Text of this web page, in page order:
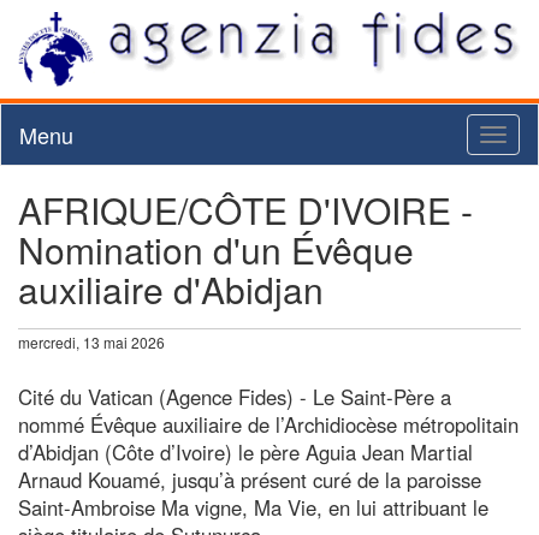
Menu
AFRIQUE/CÔTE D'IVOIRE -
Nomination d'un Évêque
auxiliaire d'Abidjan
mercredi, 13 mai 2026
Cité du Vatican (Agence Fides) - Le Saint-Père a
nommé Évêque auxiliaire de l’Archidiocèse métropolitain
d’Abidjan (Côte d’Ivoire) le père Aguia Jean Martial
Arnaud Kouamé, jusqu’à présent curé de la paroisse
Saint-Ambroise Ma vigne, Ma Vie, en lui attribuant le